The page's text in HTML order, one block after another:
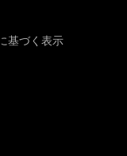
基づく表示